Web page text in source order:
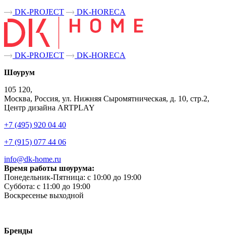
DK-PROJECT
DK-HORECA
DK-PROJECT
DK-HORECA
Шоурум
105 120,
Москва, Россия, ул. Нижняя Сыромятническая, д. 10, стр.2,
Центр дизайна ARTPLAY
+7 (495) 920 04 40
+7 (915) 077 44 06
info@dk-home.ru
Время работы шоурума:
Понедельник-Пятница: c 10:00 до 19:00
Суббота: c 11:00 до 19:00
Воскресенье выходной
Бренды